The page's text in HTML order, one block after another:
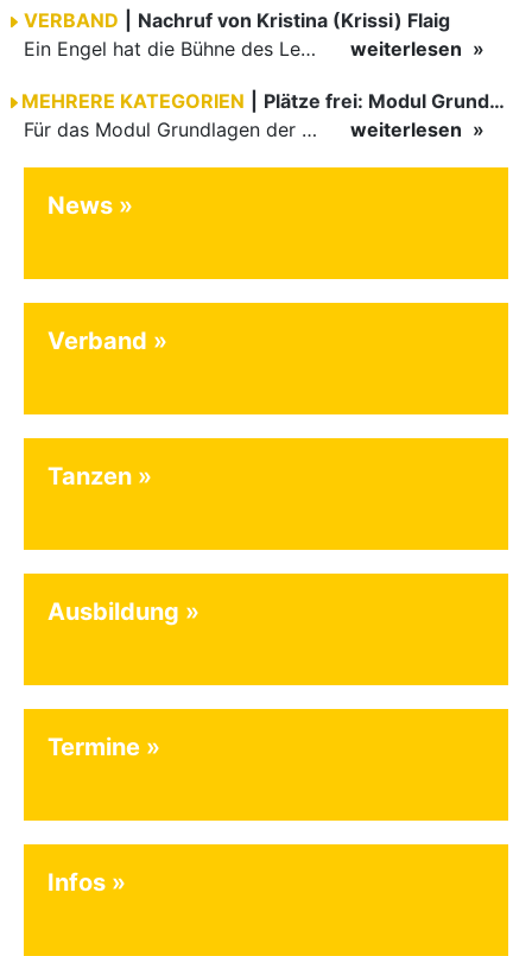
VERBAND
Nachruf von Kristina (Krissi) Flaig
Ein Engel hat die Bühne des Lebens verlassen. Viel zu früh, plötzlich und für uns alle unfassbar, wurde unsere geliebte Kristina (Krissi) Flaig im Alter von 36 Jahren aus dem Leben gerissen. Das Tanzen…
weiterlesen
MEHRERE KATEGORIEN
Plätze frei: Modul Grundlagen
Für das Modul Grundlagen der Breitensportausbildung vom 10. bis 13. September an der Landessportschule Albstadt sind noch Plätze frei. Das Modul kann auch für den Lizenzerhalt (30 LE fachlich) genutzt…
weiterlesen
News
Verband
Tanzen
Ausbildung
Termine
Infos